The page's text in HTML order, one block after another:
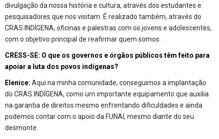
divulgação da nossa história e cultura, através dos estudantes e
pesquisadores que nos visitam. É realizado também, através do
CRAS INDÍGENA, oficinas e palestras com os jovens e adolescentes,
com o objetivo principal de reafirmar quem somos.
CRESS-SE: O que os governos e órgãos públicos têm feito para
apoiar a luta dos povos indígenas?
Elenice: Aqui na minha comunidade, conseguimos a implantação
do CRAS INDÍGENA, como um importante equipamento que auxilia
na garantia de direitos mesmo enfrentando dificuldades e ainda
podemos contar com o apoio da FUNAI, mesmo diante do seu
desmonte.